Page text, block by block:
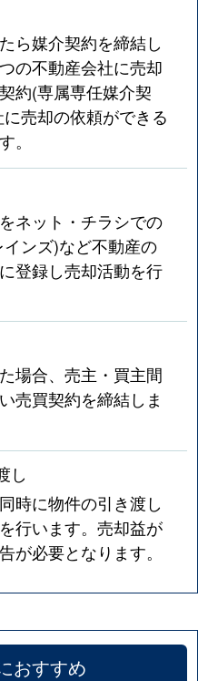
ら媒介契約を締結し
の不動産会社に売却
約(専属専任媒介契
売却の依頼ができる
。
ネット・チラシでの
ンズ)など不動産の
登録し売却活動を行
場合、売主・買主間
売買契約を締結しま
し
時に物件の引き渡し
行います。売却益が
が必要となります。
おすすめ